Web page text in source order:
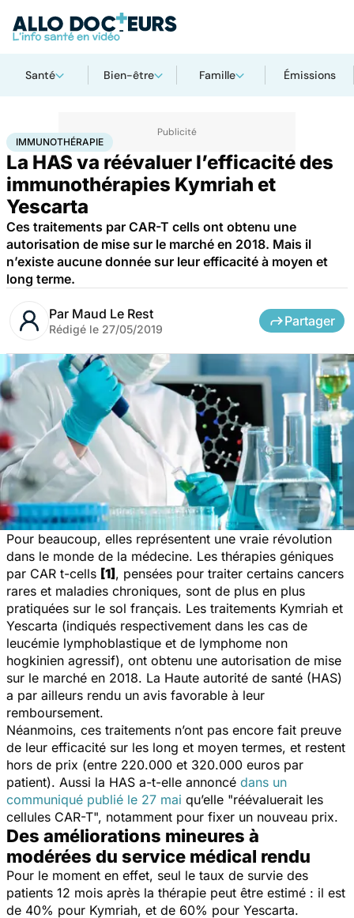
Santé Bien-être Famille Émissions
AccueilSantéImmunothérapie
IMMUNOTHÉRAPIE
La HAS va réévaluer l’efficacité des
immunothérapies Kymriah et
Yescarta
Ces traitements par CAR-T cells ont obtenu une
autorisation de mise sur le marché en 2018. Mais il
n’existe aucune donnée sur leur efficacité à moyen et
long terme.
Par Maud Le Rest
Rédigé le 27/05/2019
Partager
Pour beaucoup, elles représentent une vraie révolution
dans le monde de la médecine. Les thérapies géniques
par CAR t-cells [1] , pensées pour traiter certains cancers
rares et maladies chroniques, sont de plus en plus
pratiquées sur le sol français. Les traitements Kymriah et
Yescarta (indiqués respectivement dans les cas de
leucémie lymphoblastique et de lymphome non
hogkinien agressif), ont obtenu une autorisation de mise
sur le marché en 2018. La Haute autorité de santé (HAS)
a par ailleurs rendu un avis favorable à leur
remboursement.
Néanmoins, ces traitements n’ont pas encore fait preuve
de leur efficacité sur les long et moyen termes, et restent
hors de prix (entre 220.000 et 320.000 euros par
patient). Aussi la HAS a-t-elle annoncé dans un
communiqué publié le 27 mai qu’elle "réévaluerait les
cellules CAR-T", notamment pour fixer un nouveau prix.
Des améliorations mineures à
modérées du service médical rendu
Pour le moment en effet, seul le taux de survie des
patients 12 mois après la thérapie peut être estimé : il est
de 40% pour Kymriah, et de 60% pour Yescarta.